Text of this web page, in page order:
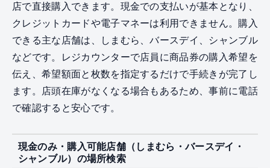
店で直接購入できます。現金での支払いが基本となり、
クレジットカードや電子マネーは利用できません。購入
できる主な店舗は、しまむら、バースデイ、シャンブル
などです。レジカウンターで店員に商品券の購入希望を
伝え、希望額面と枚数を指定するだけで手続きが完了し
ます。店頭在庫がなくなる場合もあるため、事前に電話
で確認すると安心です。
現金のみ・購入可能店舗（しまむら・バースデイ・
シャンブル）の場所検索